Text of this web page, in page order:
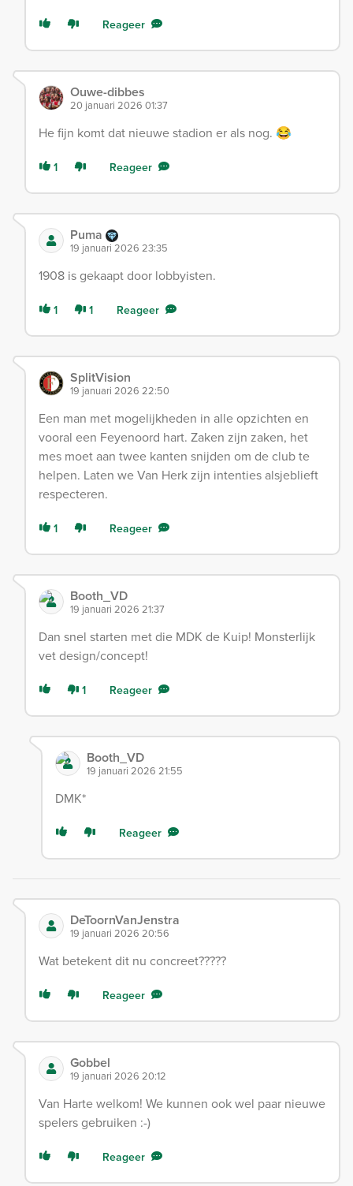
Reageer
Ouwe-dibbes
20 januari 2026 01:37
He fijn komt dat nieuwe stadion er als nog. 😂
1 Reageer
Puma
19 januari 2026 23:35
1908 is gekaapt door lobbyisten.
1 1 Reageer
SplitVision
19 januari 2026 22:50
Een man met mogelijkheden in alle opzichten en
vooral een Feyenoord hart. Zaken zijn zaken, het
mes moet aan twee kanten snijden om de club te
helpen. Laten we Van Herk zijn intenties alsjeblieft
respecteren.
1 Reageer
Booth_VD
19 januari 2026 21:37
Dan snel starten met die MDK de Kuip! Monsterlijk
vet design/concept!
1 Reageer
Booth_VD
19 januari 2026 21:55
DMK*
Reageer
DeToornVanJenstra
19 januari 2026 20:56
Wat betekent dit nu concreet?????
Reageer
Gobbel
19 januari 2026 20:12
Van Harte welkom! We kunnen ook wel paar nieuwe
spelers gebruiken :-)
Reageer